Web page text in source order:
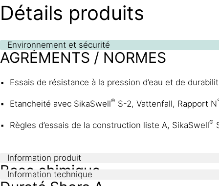
Détails produits
Environnement et sécurité
AGRÉMENTS / NORMES
Essais de résistance à la pression d’eau et de
Etancheité avec SikaSwell® S-2, Vattenfall, Rapport N°
Règles d’essais de la construction liste A, SikaSwell®
Information produit
Base chimique
Information technique